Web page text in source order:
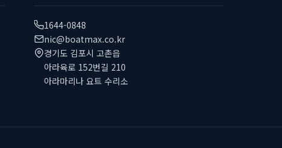
1644-0848
nic@boatmax.co.kr
경기도 김포시 고촌읍
아라육로 152번길 210
아라마리나 요트 수리소